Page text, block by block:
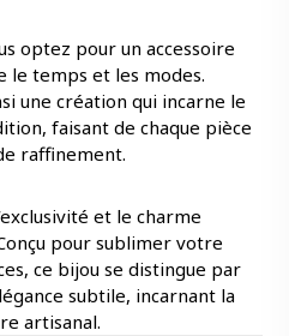
optez pour un accessoire
le temps et les modes.
une création qui incarne le
faisant de chaque pièce
raffinement.
et le charme
pour sublimer votre
ce bijou se distingue par
subtile, incarnant la
artisanal.